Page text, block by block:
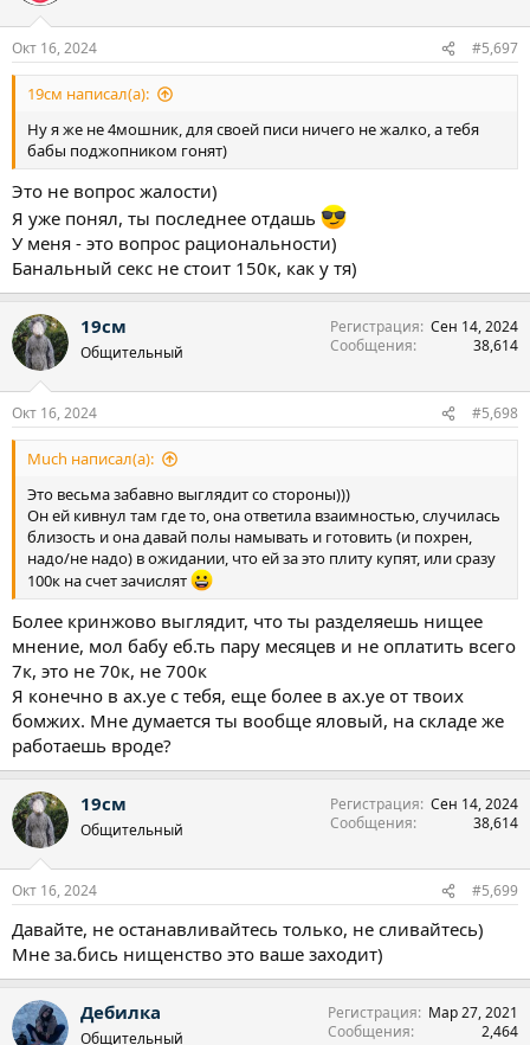
Окт 16, 2024 #5,697
19см написал(а):
Ну я же не 4мошник, для своей писи ничего не жалко, а тебя
бабы поджопником гонят)
Это не вопрос жалости)
Я уже понял, ты последнее отдашь
У меня - это вопрос рациональности)
Банальный секс не стоит 150к, как у тя)
19см
Общительный
Регистрация Сен 14, 2024
Сообщения
38,614
Окт 16, 2024 #5,698
Much написал(а):
Это весьма забавно выглядит со стороны)))
Он ей кивнул там где то, она ответила взаимностью, случилась
близость и она давай полы намывать и готовить (и похрен,
надо/не надо) в ожидании, что ей за это плиту купят, или сразу
100к на счет зачислят
Более кринжово выглядит, что ты разделяешь нищее
мнение, мол бабу еб.ть пару месяцев и не оплатить всего
7к, это не 70к, не 700к
Я конечно в ах.уе с тебя, еще более в ах.уе от твоих
бомжих. Мне думается ты вообще яловый, на складе же
работаешь вроде?
19см
Общительный
Регистрация Сен 14, 2024
Сообщения
38,614
Окт 16, 2024 #5,699
Давайте, не останавливайтесь только, не сливайтесь)
Мне за.бись нищенство это ваше заходит)
Дебилка
Общительный
Регистрация
Мар 27, 2021
Сообщения
2,464